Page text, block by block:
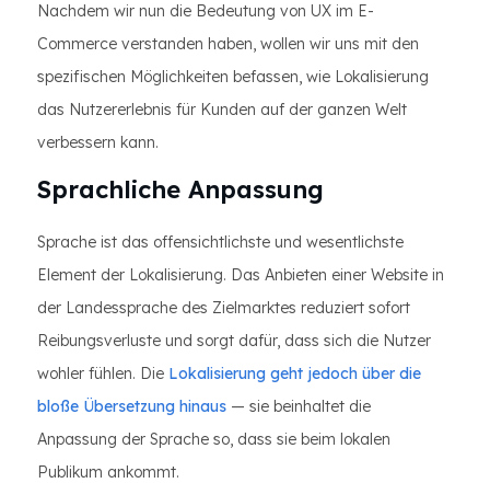
Nachdem wir nun die Bedeutung von UX im E-
Commerce verstanden haben, wollen wir uns mit den
spezifischen Möglichkeiten befassen, wie Lokalisierung
das Nutzererlebnis für Kunden auf der ganzen Welt
verbessern kann.
Sprachliche Anpassung
Sprache ist das offensichtlichste und wesentlichste
Element der Lokalisierung. Das Anbieten einer Website in
der Landessprache des Zielmarktes reduziert sofort
Reibungsverluste und sorgt dafür, dass sich die Nutzer
wohler fühlen. Die Lokalisierung geht jedoch über die
bloße Übersetzung hinaus — sie beinhaltet die
Anpassung der Sprache so, dass sie beim lokalen
Publikum ankommt.